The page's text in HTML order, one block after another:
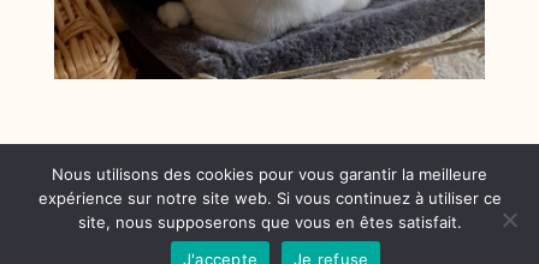
© Manimalô 2021 |Site développé par Anaïs
Marquer|Mentions légales | Conditions générales
Nous utilisons des cookies pour vous garantir la meilleure
expérience sur notre site web. Si vous continuez à utiliser ce
site, nous supposerons que vous en êtes satisfait.
J'accepte
Je refuse